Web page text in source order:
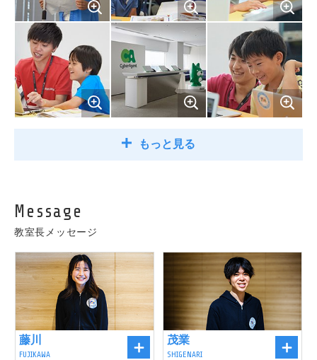
もっと見る
Message
教室長メッセージ
藤川
FUJIKAWA
茂業
SHIGENARI